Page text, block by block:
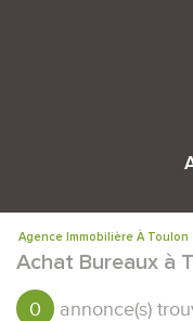
Agence Immobilière À Toulon
Achat Bureaux à
0 annonce(s)